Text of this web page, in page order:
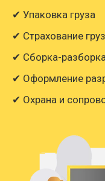
✔ Упаковка груза
✔ Страхование
✔ Сборка-
✔ Оформление
✔ Охрана и